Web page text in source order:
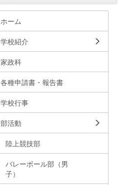
ホーム
学校紹介
家政科
各種申請書・報告書
学校行事
部活動
陸上競技部
バレーボール部（男
子）